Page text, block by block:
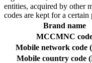
entities, acquired by other
codes are kept for a
Brand name
MCCMNC
Mobile network code
Mobile country code